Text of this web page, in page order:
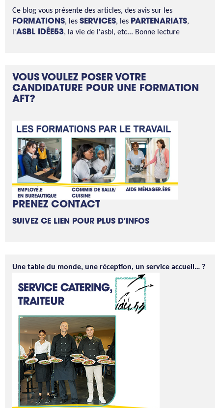
Ce blog vous présente des articles, des avis sur les
FORMATIONS, les SERVICES, les PARTENARIATS,
l'ASBL IDÉE53, la vie de l'asbl, etc... Bonne lecture
VOUS VOULEZ POSER VOTRE
CANDIDATURE POUR UNE FORMATION
AFT?
PRENEZ CONTACT
SUIVEZ CE LIEN POUR PLUS D'INFOS
Une table du monde, une réception, un service accueil… ?